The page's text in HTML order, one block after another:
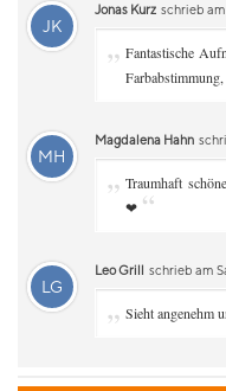
JK
Jonas Kurz schrieb
„ Fantastische
Farbabstimmung,
MH
Magdalena Hahn
„ Traumhaft
❤ “
LG
Leo Grill schrieb am
„ Sieht angenehm